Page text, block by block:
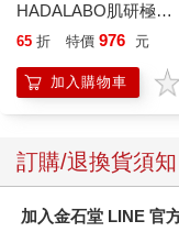
HADALABO肌研極潤
金緻7重玻尿酸高效保
140ml/金瓶(Premium
臉部肌膚護理乳霜,素
65 折 特價 976 元
加入購物車
訂購/退換貨須知
加入金石堂 LINE 官